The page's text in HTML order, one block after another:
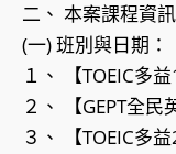
二、 本案課程資
(一) 班別與日期：
１、 【TOEIC多
２、 【GEPT全
３、 【TOEIC多